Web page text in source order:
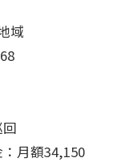
域
月額34,150